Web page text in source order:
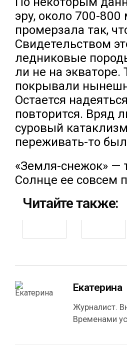
эру, около 700-
промерзала так,
Свидетельством
ледниковые
ли не на экваторе.
покрывали
Остается
повторится. Вряд
суровый
переживать-то
«Земля-снежок» —
Солнце ее совсем
Читайте также:
Екатерина
Журналист.
Временами